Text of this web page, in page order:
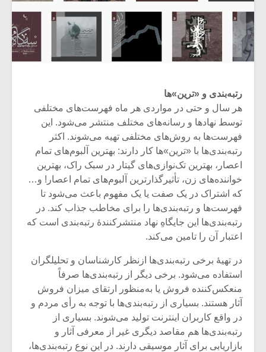
رتبهبندی و «ترین»ها
هر سال و حتی در مواردی هر ماه فهرست‌های مختلفی
توسط نهادها و رسانه‌های مختلف منتشر می‌شود. این
فهرست‌ها به روش‌های مختلفی تهیه می‌شوند. اکثر
رتبه‌بندی‌ها با «ترین»ها کار دارند: بهترین آلبوم‌های تمام
اعصار، بهترین تک‌نوازی‌های گیتار در سبک راک، بهترین
خواننده‌های زن، تأثیرگذارترین آلبوم‌های تمام اعصار! و…
که اشتراک در یک صفت یا یک مفهوم باعث می‌شود تا
فهرست‌ها و رتبه‌بندی‌ها را برای مخاطب جذاب کند. در
رتبه‌بندی‌ها این جایگاهِ نهاد منتشرکنندۀ رتبه‌بندی است که
اعتبار آن را تامین می‌کند.
در تهیۀ برخی رتبه‌بندی‌ها ازنظر کارشناسان و تحلیلگران
استفاده می‌شود. برخی دیگر از رتبه‌بندی‌ها صرفاً
منعکس‌کننده فروش یا به‌منظور ارتقای میزان فروش
آثار هستند. بسیاری از رتبه‌بندی‌ها با توجه به رأی مردم و
در واقع کاربران اینترنت تولید می‌شوند. بسیاری از
رتبه‌بندی‌ها هم مقاصد دیگری غیر از معرفی آثار و
بازاریابی برای آثار موسیقی دارند. در این نوع رتبه‌بندی‌ها،